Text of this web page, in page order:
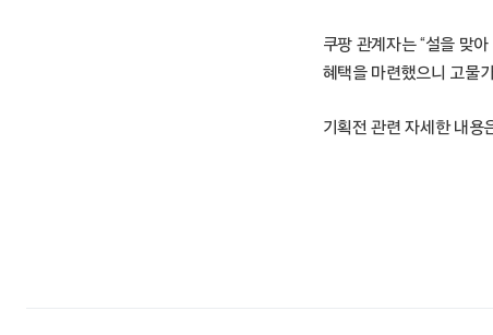
쿠팡 관계자는 “설을 맞
혜택을 마련했으니 고물
기획전 관련 자세한 내용